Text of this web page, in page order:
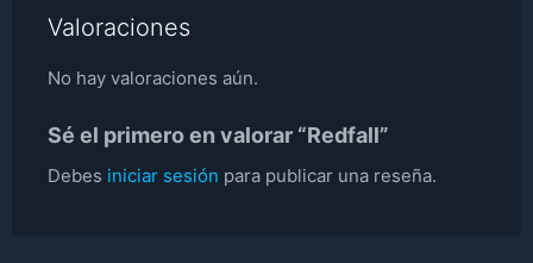
Valoraciones
No hay valoraciones aún.
Sé el primero en valorar “Redfall”
Debes iniciar sesión para publicar una reseña.